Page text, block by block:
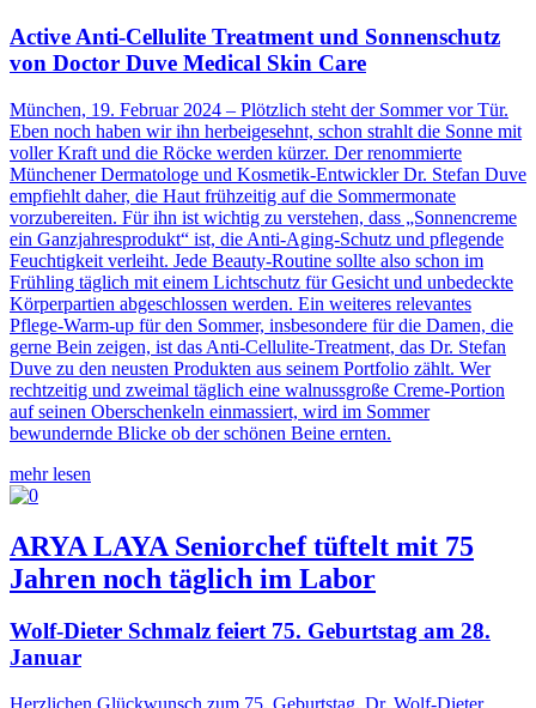
Active Anti-Cellulite Treatment und Sonnenschutz
von Doctor Duve Medical Skin Care
München, 19. Februar 2024 – Plötzlich steht der Sommer vor Tür.
Eben noch haben wir ihn herbeigesehnt, schon strahlt die Sonne mit
voller Kraft und die Röcke werden kürzer. Der renommierte
Münchener Dermatologe und Kosmetik-Entwickler Dr. Stefan Duve
empfiehlt daher, die Haut frühzeitig auf die Sommermonate
vorzubereiten. Für ihn ist wichtig zu verstehen, dass „Sonnencreme
ein Ganzjahresprodukt“ ist, die Anti-Aging-Schutz und pflegende
Feuchtigkeit verleiht. Jede Beauty-Routine sollte also schon im
Frühling täglich mit einem Lichtschutz für Gesicht und unbedeckte
Körperpartien abgeschlossen werden. Ein weiteres relevantes
Pflege-Warm-up für den Sommer, insbesondere für die Damen, die
gerne Bein zeigen, ist das Anti-Cellulite-Treatment, das Dr. Stefan
Duve zu den neusten Produkten aus seinem Portfolio zählt. Wer
rechtzeitig und zweimal täglich eine walnussgroße Creme-Portion
auf seinen Oberschenkeln einmassiert, wird im Sommer
bewundernde Blicke ob der schönen Beine ernten.
mehr lesen
ARYA LAYA Seniorchef tüftelt mit 75
Jahren noch täglich im Labor
Wolf-Dieter Schmalz feiert 75. Geburtstag am 28.
Januar